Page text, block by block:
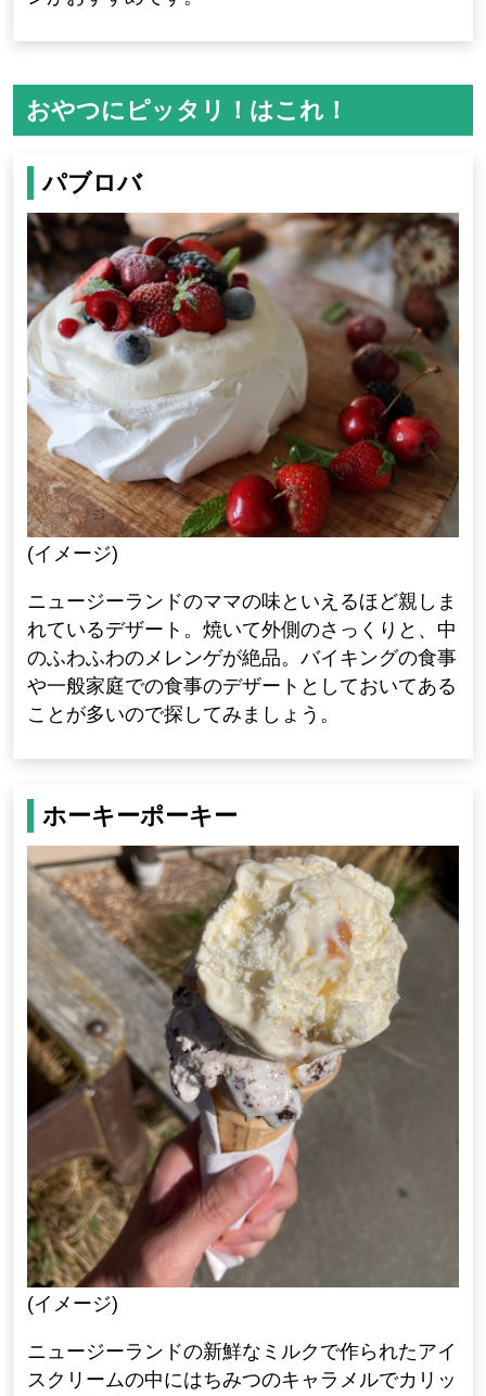
おやつにピッタリ！はこれ！
パブロバ
(イメージ)
ニュージーランドのママの味といえるほど親しま
れているデザート。焼いて外側のさっくりと、中
のふわふわのメレンゲが絶品。バイキングの食事
や一般家庭での食事のデザートとしておいてある
ことが多いので探してみましょう。
ホーキーポーキー
(イメージ)
ニュージーランドの新鮮なミルクで作られたアイ
スクリームの中にはちみつのキャラメルでカリッ